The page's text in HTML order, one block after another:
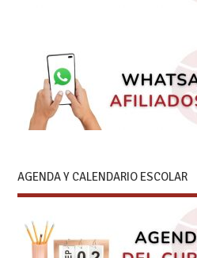
AGENDA Y CALENDARIO ESCOLAR